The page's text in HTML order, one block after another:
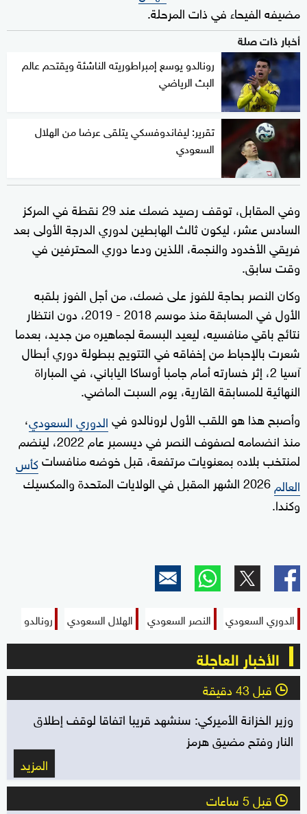
مضيفه الفيحاء في ذات المرحلة.
أخبار ذات صلة
رونالدو يوسع إمبراطوريته الناشئة ويقتحم عالم
البث الرياضي
تقرير: ليفاندوفسكي يتلقى عرضا من الهلال
السعودي
وفي المقابل، توقف رصيد ضمك عند 29 نقطة في المركز
السادس عشر، ليكون ثالث الهابطين لدوري الدرجة الأولى بعد
فريقي الأخدود والنجمة، اللذين ودعا دوري المحترفين في
وقت سابق.
وكان النصر بحاجة للفوز على ضمك، من أجل الفوز بلقبه
الأول في المسابقة منذ موسم 2018 - 2019، دون انتظار
نتائج باقي منافسيه، ليعيد البسمة لجماهيره من جديد، بعدما
شعرت بالإحباط من إخفاقه في التتويج ببطولة دوري أبطال
آسيا 2، إثر خسارته أمام جامبا أوساكا الياباني، في المباراة
النهائية للمسابقة القارية، يوم السبت الماضي.
وأصبح هذا هو اللقب الأول لرونالدو فيالدوري السعودي،
منذ انضمامه لصفوف النصر في ديسمبر عام 2022، لينضم
لمنتخب بلاده بمعنويات مرتفعة، قبل خوضه منافساتكأس
العالم
2026 الشهر المقبل في الولايات المتحدة والمكسيك
وكندا.
الدوري السعودي النصر السعودي الهلال السعودي رونالدو
الأخبار العاجلة
l قبل 43 دقيقة
وزير الخزانة الأميركي: سنشهد قريبا اتفاقا لوقف إطلاق
النار وفتح مضيق هرمز
المزيد
l قبل 5 ساعات